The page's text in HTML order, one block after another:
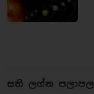
සති ලග්න පලාපල